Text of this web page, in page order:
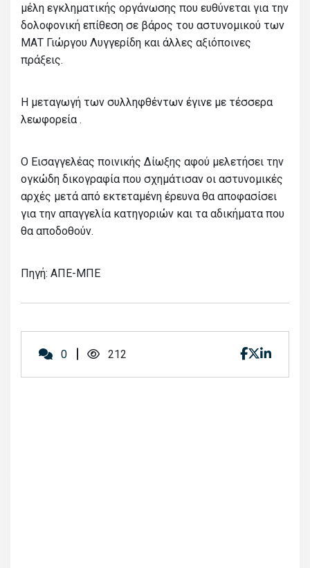
μέλη εγκληματικής οργάνωσης που ευθύνεται για την
δολοφονική επίθεση σε βάρος του αστυνομικού των
ΜΑΤ Γιώργου Λυγγερίδη και άλλες αξιόποινες
πράξεις.
Η μεταγωγή των συλληφθέντων έγινε με τέσσερα
λεωφορεία .
Ο Εισαγγελέας ποινικής Δίωξης αφού μελετήσει την
ογκώδη δικογραφία που σχημάτισαν οι αστυνομικές
αρχές μετά από εκτεταμένη έρευνα θα αποφασίσει
για την απαγγελία κατηγοριών και τα αδικήματα που
θα αποδοθούν.
Πηγή: ΑΠΕ-ΜΠΕ
0 212